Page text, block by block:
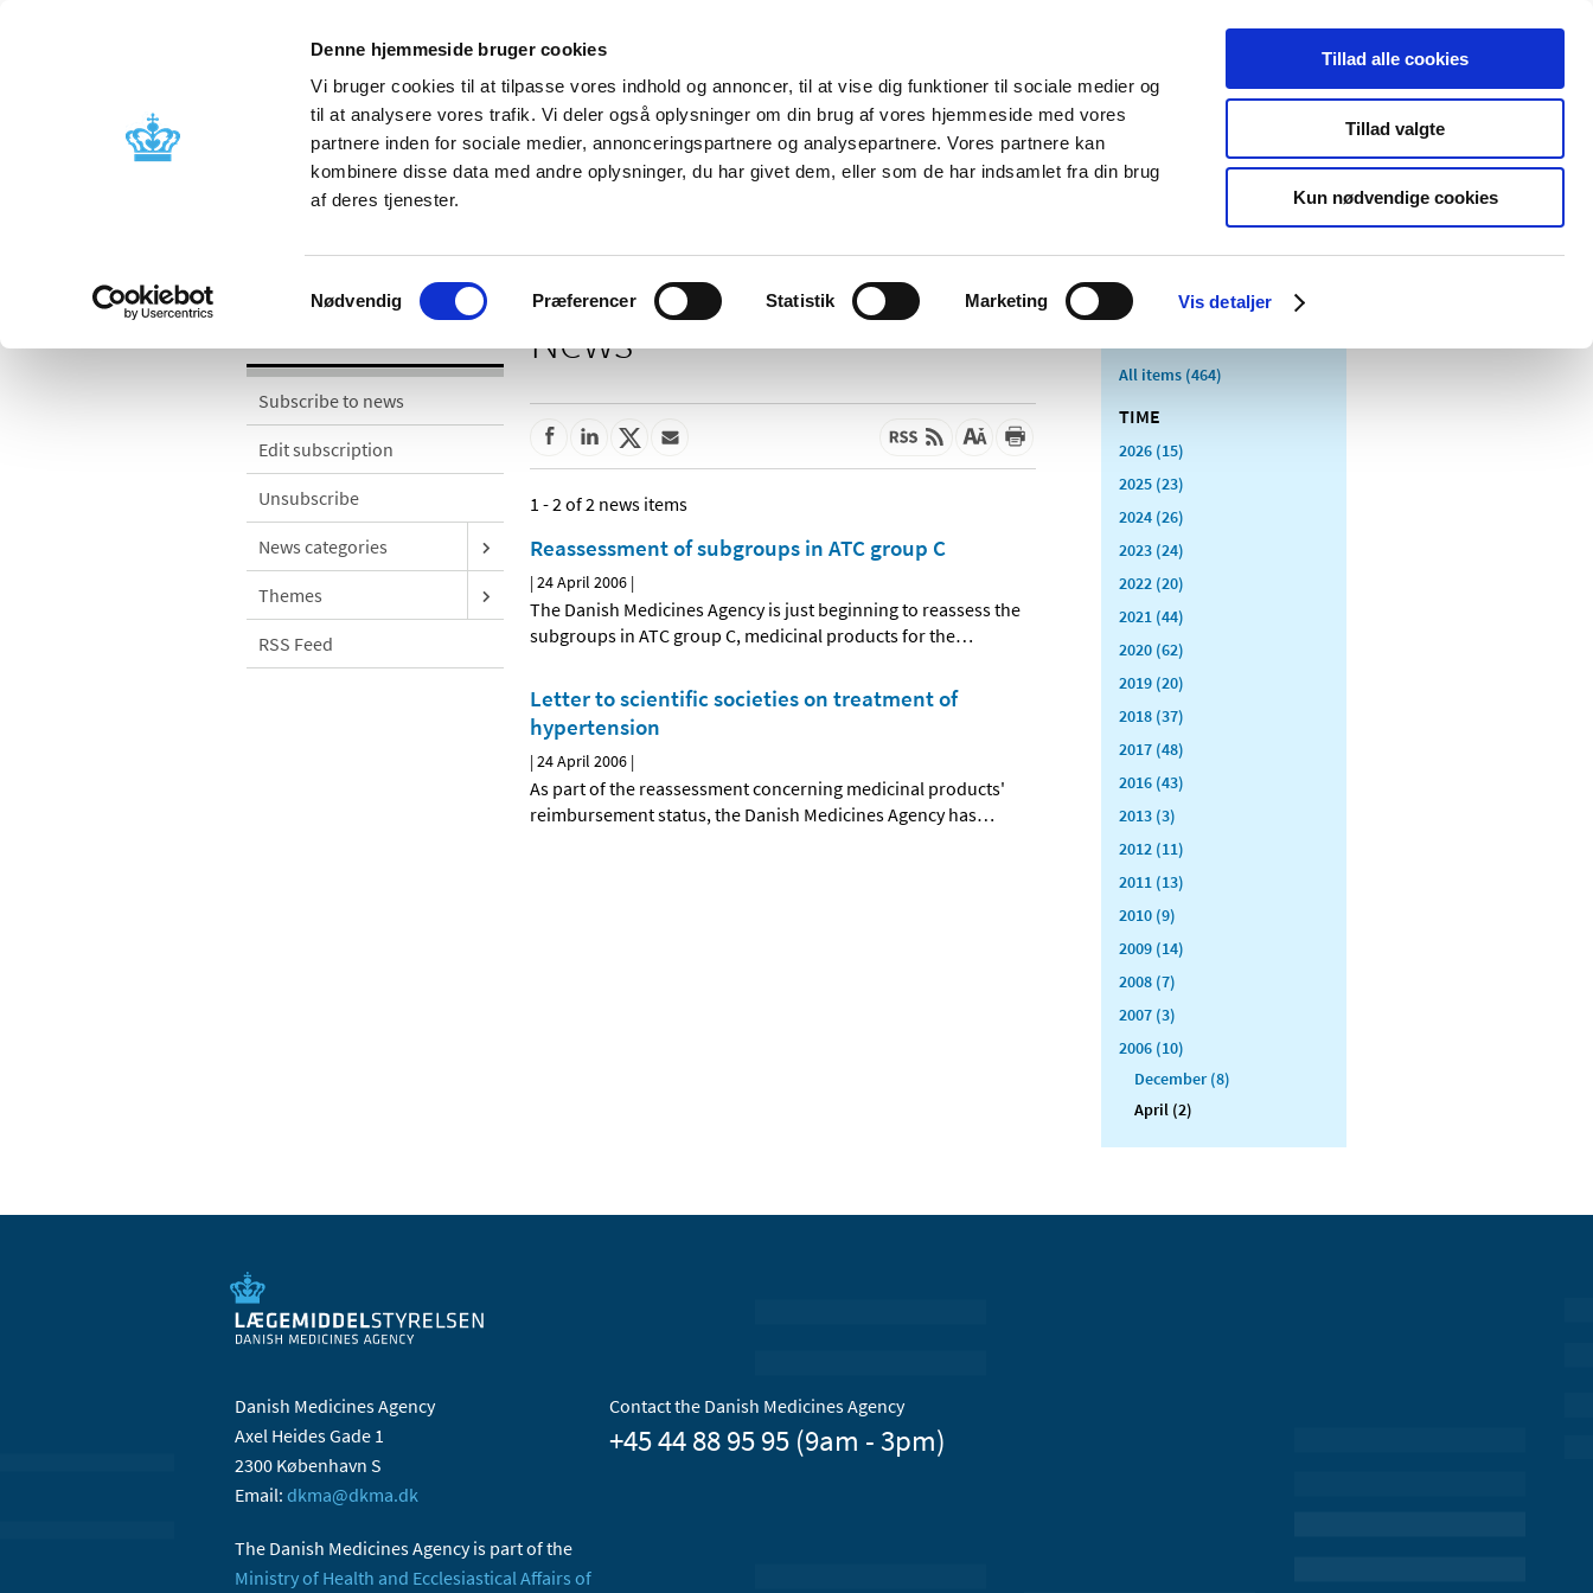
Denne hjemmeside bruger cookies
Vi bruger cookies til at tilpasse vores indhold og annoncer, til at vise dig funktioner til sociale medier og
til at analysere vores trafik. Vi deler også oplysninger om din brug af vores hjemmeside med vores
partnere inden for sociale medier, annonceringspartnere og analysepartnere. Vores partnere kan
kombinere disse data med andre oplysninger, du har givet dem, eller som de har indsamlet fra din brug
af deres tjenester.
Samtykkevalg
Nødvendig Præferencer Statistik Marketing Vis detaljer
Tillad alle cookies
Tillad valgte
Kun nødvendige cookies
News About us Contact us Publications
Licensing and
Side effects and product
information
Reimbursement and
Pharmacies and sale of
Medical
Special product
Subscribe to news
Edit subscription
Unsubscribe
News categories
Themes
RSS Feed
News
1 - 2 of 2 news items
Reassessment of subgroups in ATC group C
|24 April 2006 |
The Danish Medicines Agency is just beginning to reassess the
subgroups in ATC group C, medicinal products for the…
Letter to scientific societies on treatment of
hypertension
|24 April 2006 |
As part of the reassessment concerning medicinal products'
reimbursement status, the Danish Medicines Agency has…
All items (464)
TIME
2026 (15)
2025 (23)
2024 (26)
2023 (24)
2022 (20)
2021 (44)
2020 (62)
2019 (20)
2018 (37)
2017 (48)
2016 (43)
2013 (3)
2012 (11)
2011 (13)
2010 (9)
2009 (14)
2008 (7)
2007 (3)
2006 (10)
December (8)
April (2)
Danish Medicines Agency
Axel Heides Gade 1
2300 København S
Email: dkma@dkma.dk
The Danish Medicines Agency is part of the
Ministry of Health and Ecclesiastical Affairs of
Contact the Danish Medicines Agency
+45 44 88 95 95 (9am - 3pm)